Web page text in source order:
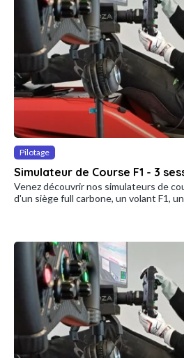
Pilotage
Simulateur de Course F1 - 3
Venez découvrir nos simulateurs de
d'un siège full carbone, un volant F1,